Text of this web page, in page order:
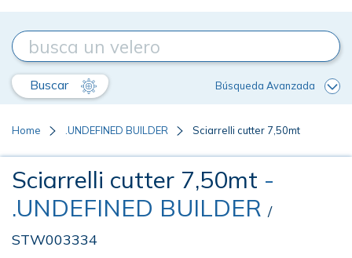
Buscar Búsqueda Avanzada
Home .UNDEFINED BUILDER Sciarrelli cutter 7,50mt
Sciarrelli cutter 7,50mt -
.UNDEFINED BUILDER /
STW003334